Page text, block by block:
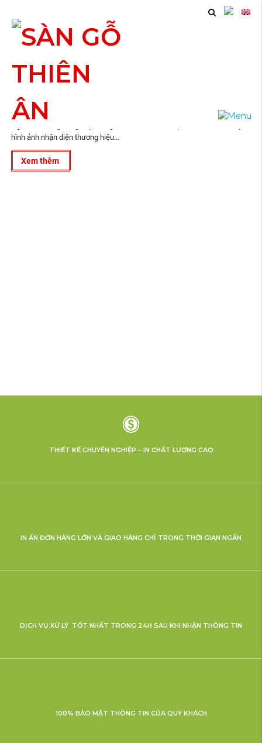
IN TEM NHÃN tại Biên Hòa Đồng Nai Bình Dương, Giao hàng tận nơi
hình ảnh nhận diện thương hiệu...
Xem thêm
09
2019
THIẾT KẾ CHUYÊN NGHIỆP – IN CHẤT LƯỢNG CAO
IN ẤN ĐƠN HÀNG LỚN VÀ GIAO HÀNG CHỈ TRONG THỜI GIAN NGẮN
DỊCH VỤ XỬ LÝ TỐT NHẤT TRONG 24H SAU KHI NHẬN THÔNG TIN
100% BẢO MẬT THÔNG TIN CỦA QUÝ KHÁCH